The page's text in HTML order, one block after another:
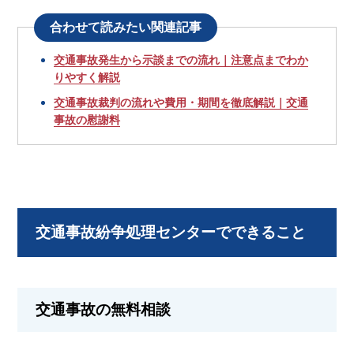
合わせて読みたい関連記事
交通事故発生から示談までの流れ｜注意点までわか
りやすく解説
交通事故裁判の流れや費用・期間を徹底解説｜交通
事故の慰謝料
交通事故紛争処理センターでできること
交通事故の無料相談